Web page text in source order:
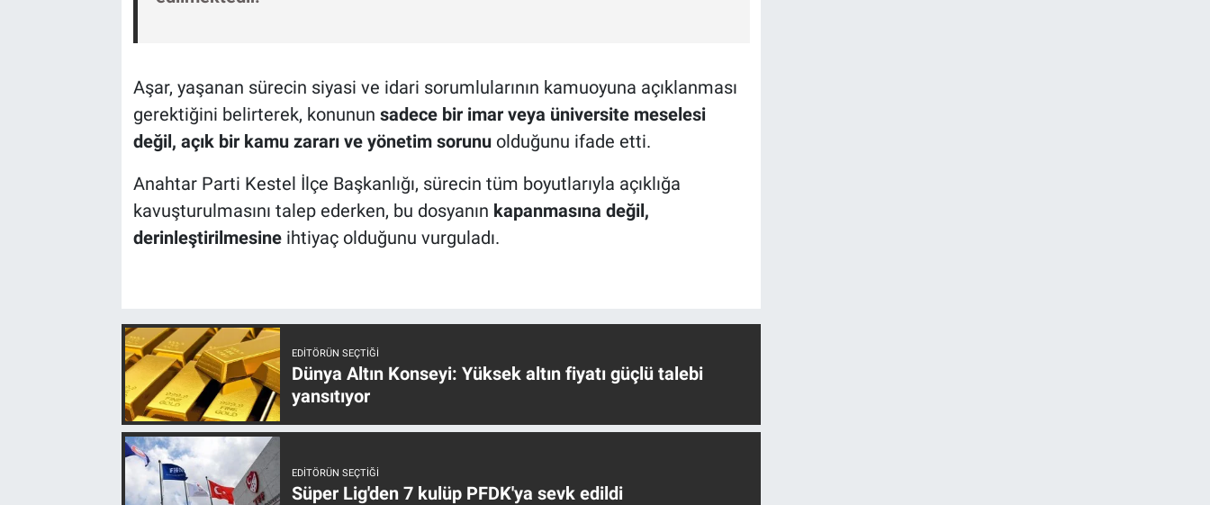
Aşar, yaşanan sürecin siyasi ve idari sorumlularının kamuoyuna açıklanması
gerektiğini belirterek, konunun sadece bir imar veya üniversite meselesi
değil, açık bir kamu zararı ve yönetim sorunuolduğunu ifade etti.
Anahtar Parti Kestel İlçe Başkanlığı, sürecin tüm boyutlarıyla açıklığa
kavuşturulmasını talep ederken, bu dosyanın kapanmasına değil,
derinleştirilmesineihtiyaç olduğunu vurguladı.
EDITÖRÜN SEÇTIĞI
Dünya Altın Konseyi: Yüksek altın fiyatı güçlü talebi
yansıtıyor
EDITÖRÜN SEÇTIĞI
Süper Lig'den 7 kulüp PFDK'ya sevk edildi